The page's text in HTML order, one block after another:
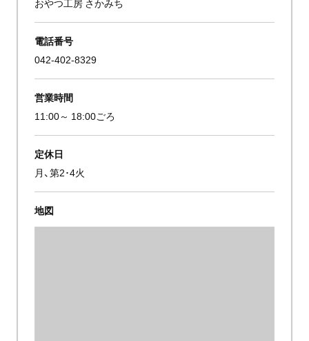
電話番号
042-402-8329
営業時間
11:00～ 18:00ごろ
定休日
月、第2･4火
地図